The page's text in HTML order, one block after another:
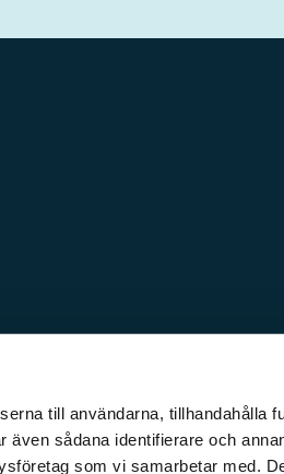
till användarna, tillhandahålla
sådana identifierare och
som vi samarbetar med.